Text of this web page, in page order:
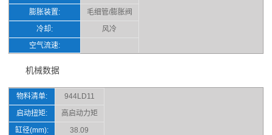
膨胀装置:
毛细管/膨胀阀
冷却:
风冷
空气流速:
机械数据
物料清单:
944LD11
启动扭矩:
高启动力矩
缸径(mm):
38.09